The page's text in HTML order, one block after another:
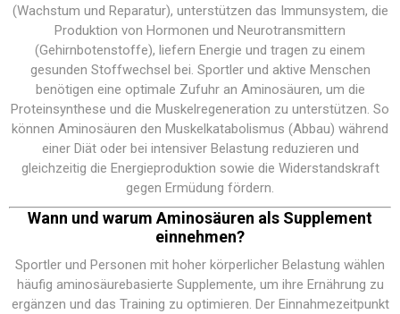
(Wachstum und Reparatur), unterstützen das Immunsystem, die
Produktion von Hormonen und Neurotransmittern
(Gehirnbotenstoffe), liefern Energie und tragen zu einem
gesunden Stoffwechsel bei. Sportler und aktive Menschen
benötigen eine optimale Zufuhr an Aminosäuren, um die
Proteinsynthese und die Muskelregeneration zu unterstützen. So
können Aminosäuren den Muskelkatabolismus (Abbau) während
einer Diät oder bei intensiver Belastung reduzieren und
gleichzeitig die Energieproduktion sowie die Widerstandskraft
gegen Ermüdung fördern.
Wann und warum Aminosäuren als Supplement
einnehmen?
Sportler und Personen mit hoher körperlicher Belastung wählen
häufig aminosäurebasierte Supplemente, um ihre Ernährung zu
ergänzen und das Training zu optimieren. Der Einnahmezeitpunkt